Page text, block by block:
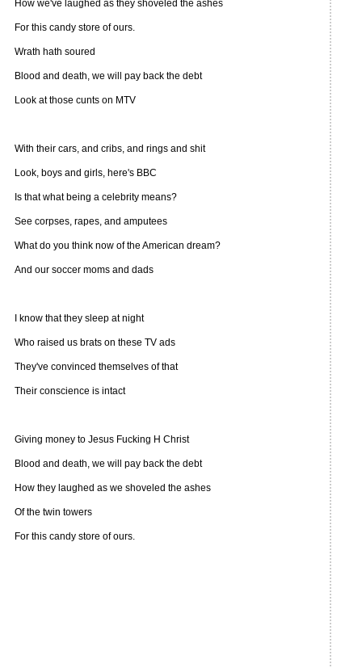
How we've laughed as they shoveled the ashes
For this candy store of ours.
Wrath hath soured
Blood and death, we will pay back the debt
Look at those cunts on MTV
With their cars, and cribs, and rings and shit
Look, boys and girls, here's BBC
Is that what being a celebrity means?
See corpses, rapes, and amputees
What do you think now of the American dream?
And our soccer moms and dads
I know that they sleep at night
Who raised us brats on these TV ads
They've convinced themselves of that
Their conscience is intact
Giving money to Jesus Fucking H Christ
Blood and death, we will pay back the debt
How they laughed as we shoveled the ashes
Of the twin towers
For this candy store of ours.